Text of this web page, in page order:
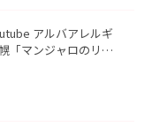
アルバアレルギ
「マンジャロのリア